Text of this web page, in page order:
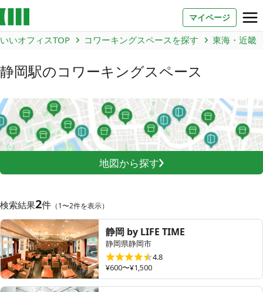
マイページ
よくあるご質問
法人での利用
いいオフィス（コワーキングスペース）
いい会議室（会議室専用スペース）
FCオーナー募集
コワーキング運営DXシステム
E Solution
いいオフィスTOP コワーキングスペースを探す 東海・近畿
静岡駅のコワーキングスペース
地図から探す
検索結果2件 （1〜2件を表示）
静岡 by LIFE TIME
静岡県静岡市
4.8
¥600〜¥1,500